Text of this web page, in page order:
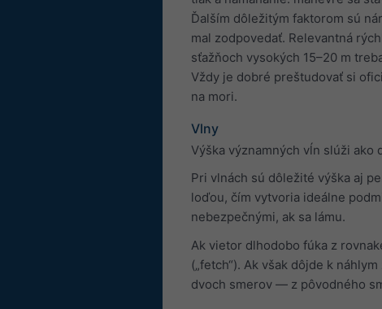
Ďalším dôležitým faktorom sú
mal zodpovedať. Relevantná
sťažňoch vysokých 15–20 m
Vždy je dobré preštudovať si
na mori.
Vlny
Výška významných vĺn slúži
Pri vlnách sú dôležité výška aj
loďou, čím vytvoria ideálne
nebezpečnými, ak sa lámu.
Ak vietor dlhodobo fúka z
(„fetch“). Ak však dôjde k
dvoch smerov — z pôvodného